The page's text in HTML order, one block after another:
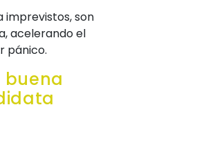
imprevistos, son
acelerando el
pánico.